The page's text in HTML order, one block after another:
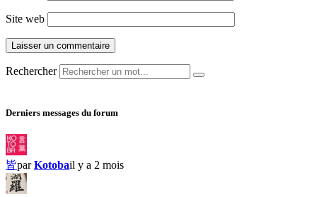
Site web
Rechercher
Derniers messages du forum
皆parKotobail y a 2 mois